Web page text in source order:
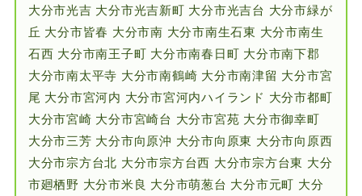
大分市光吉 大分市光吉新町 大分市光吉台 大分市緑が
丘 大分市皆春 大分市南 大分市南生石東 大分市南生
石西 大分市南王子町 大分市南春日町 大分市南下郡
大分市南太平寺 大分市南鶴崎 大分市南津留 大分市宮
尾 大分市宮河内 大分市宮河内ハイランド 大分市都町
大分市宮崎 大分市宮崎台 大分市宮苑 大分市御幸町
大分市三芳 大分市向原沖 大分市向原東 大分市向原西
大分市宗方台北 大分市宗方台西 大分市宗方台東 大分
市廻栖野 大分市米良 大分市萌葱台 大分市元町 大分